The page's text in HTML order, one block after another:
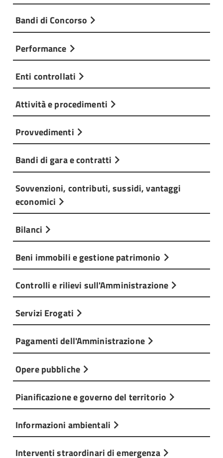
Bandi di Concorso
Performance
Enti controllati
Attività e procedimenti
Provvedimenti
Bandi di gara e contratti
Sovvenzioni, contributi, sussidi, vantaggi
economici
Bilanci
Beni immobili e gestione patrimonio
Controlli e rilievi sull'Amministrazione
Servizi Erogati
Pagamenti dell'Amministrazione
Opere pubbliche
Pianificazione e governo del territorio
Informazioni ambientali
Interventi straordinari di emergenza